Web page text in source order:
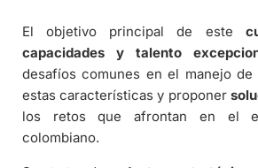
El objetivo principal de este
capacidades y talento
desafíos comunes en el manejo
estas características y proponer
los retos que afrontan en el
colombiano.